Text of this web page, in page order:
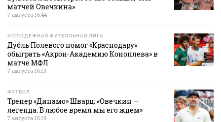
матчей Овечкина»
7 августа 16:44
МОЛОДЕЖНАЯ ФУТБОЛЬНАЯ ЛИГА
Дубль Полевого помог «Краснодару»
обыграть «Акрон‑Академию Коноплева» в
матче МФЛ
7 августа 16:19
ФУТБОЛ
Тренер «Динамо» Шварц: «Овечкин —
легенда. В любое время мы его ждем»
7 августа 16:19